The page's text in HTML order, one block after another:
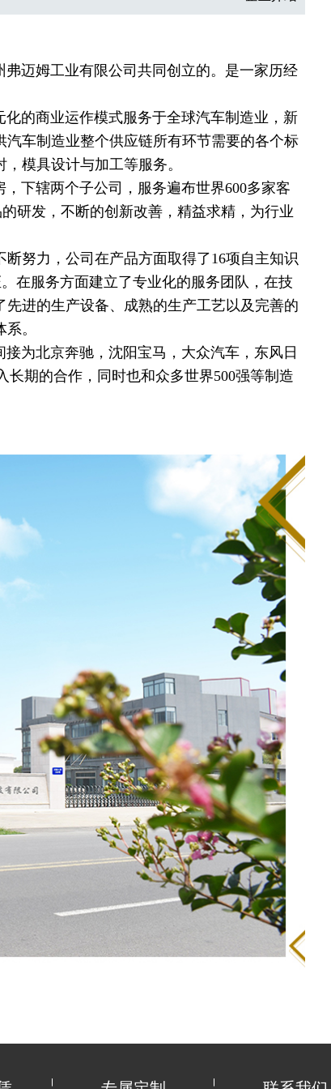
迈姆工业有限公司共同创立的。是一家历经
的商业运作模式服务于全球汽车制造业，新
车制造业整个供应链所有环节需要的各个标
模具设计与加工等服务。
下辖两个子公司，服务遍布世界600多家客
研发，不断的创新改善，精益求精，为行业
努力，公司在产品方面取得了16项自主知识
在服务方面建立了专业化的服务团队，在技
进的生产设备、成熟的生产工艺以及完善的
。
为北京奔驰，沈阳宝马，大众汽车，东风日
期的合作，同时也和众多世界500强等制造